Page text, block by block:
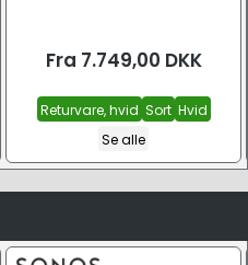
Fra 7.749,00 DKK
Returvare, hvid Sort Hvid
Se alle